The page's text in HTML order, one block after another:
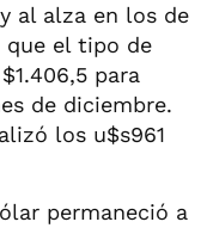
al alza en los de
que el tipo de
para
de diciembre.
los u$s961
permaneció a